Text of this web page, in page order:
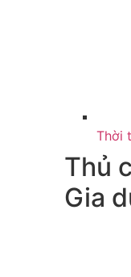
Thời
Thủ
Gia